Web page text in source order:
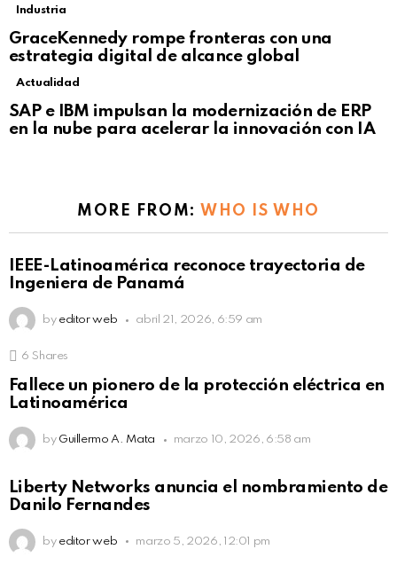
Industria
GraceKennedy rompe fronteras con una
estrategia digital de alcance global
Not Safe For Work
Click to view this post
Actualidad
SAP e IBM impulsan la modernización de ERP
en la nube para acelerar la innovación con IA
MORE FROM: WHO IS WHO
IEEE-Latinoamérica reconoce trayectoria de
Ingeniera de Panamá
by editor web abril 21, 2026, 6:59 am
6 Shares
Fallece un pionero de la protección eléctrica en
Latinoamérica
by Guillermo A. Mata marzo 10, 2026, 6:58 am
Liberty Networks anuncia el nombramiento de
Danilo Fernandes
by editor web marzo 5, 2026, 12:01 pm